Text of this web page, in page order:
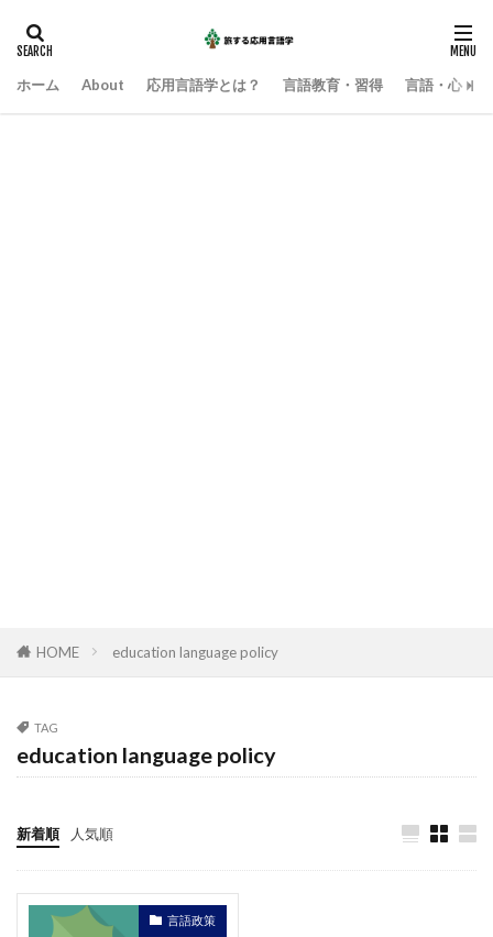
ホーム About 応用言語学とは？ 言語教育・習得 言語・心・
HOME education language policy
TAG
education language policy
新着順 人気順
言語政策